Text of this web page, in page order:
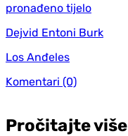
pronađeno tijelo
Dejvid Entoni Burk
Los Anđeles
Komentari (0)
Pročitajte više